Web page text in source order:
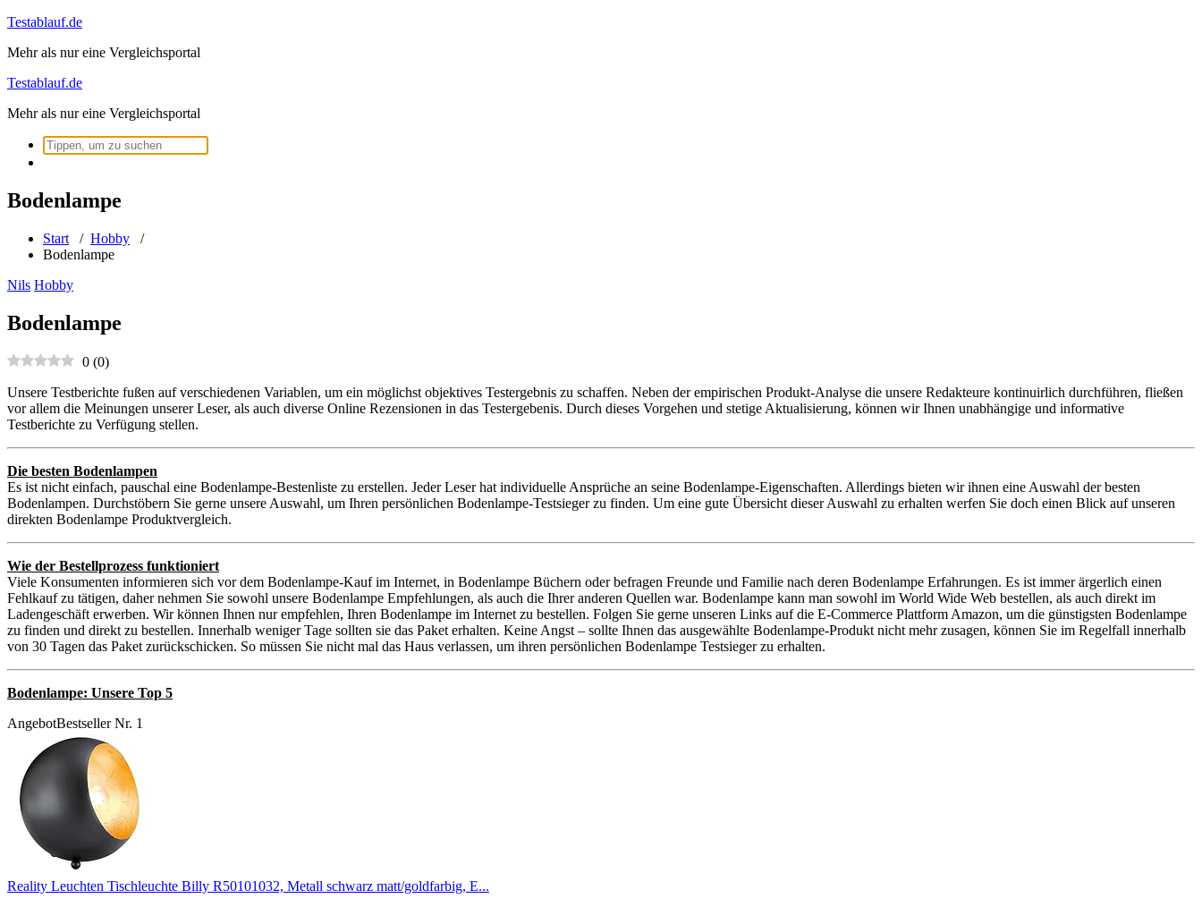
Zum
springen
Testablauf.de
Mehr als nur eine Vergleichsportal
Testablauf.de
Mehr als nur eine Vergleichsportal
Suchen
nach:
Bodenlampe
Start / Hobby /
Bodenlampe
Nils Hobby
Bodenlampe
0 (0)
Unsere Testberichte fußen auf verschiedenen Variablen, um ein möglichst objektives Testergebnis zu schaffen. Neben der empirischen Produkt-Analyse die unsere Redakteure kontinuirlich durchführen, fließen
vor allem die Meinungen unserer Leser, als auch diverse Online Rezensionen in das Testergebenis. Durch dieses Vorgehen und stetige Aktualisierung, können wir Ihnen unabhängige und informative
Testberichte zu Verfügung stellen.
Die besten Bodenlampen
Es ist nicht einfach, pauschal eine Bodenlampe-Bestenliste zu erstellen. Jeder Leser hat individuelle Ansprüche an seine Bodenlampe-Eigenschaften. Allerdings bieten wir ihnen eine Auswahl der besten
Bodenlampen. Durchstöbern Sie gerne unsere Auswahl, um Ihren persönlichen Bodenlampe-Testsieger zu finden. Um eine gute Übersicht dieser Auswahl zu erhalten werfen Sie doch einen Blick auf unseren
direkten Bodenlampe Produktvergleich.
Wie der Bestellprozess funktioniert
Viele Konsumenten informieren sich vor dem Bodenlampe-Kauf im Internet, in Bodenlampe Büchern oder befragen Freunde und Familie nach deren Bodenlampe Erfahrungen. Es ist immer ärgerlich einen
Fehlkauf zu tätigen, daher nehmen Sie sowohl unsere Bodenlampe Empfehlungen, als auch die Ihrer anderen Quellen war. Bodenlampe kann man sowohl im World Wide Web bestellen, als auch direkt im
Ladengeschäft erwerben. Wir können Ihnen nur empfehlen, Ihren Bodenlampe im Internet zu bestellen. Folgen Sie gerne unseren Links auf die E-Commerce Plattform Amazon, um die günstigsten Bodenlampe
zu finden und direkt zu bestellen. Innerhalb weniger Tage sollten sie das Paket erhalten. Keine Angst – sollte Ihnen das ausgewählte Bodenlampe-Produkt nicht mehr zusagen, können Sie im Regelfall innerhalb
von 30 Tagen das Paket zurückschicken. So müssen Sie nicht mal das Haus verlassen, um ihren persönlichen Bodenlampe Testsieger zu erhalten.
Bodenlampe: Unsere Top 5
AngebotBestseller Nr. 1
Reality Leuchten Tischleuchte Billy R50101032, Metall schwarz matt/goldfarbig, E...